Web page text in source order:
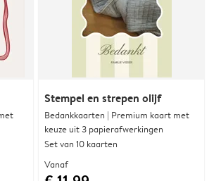
Stempel en strepen olijf
Bedankkaarten | Premium kaart met
keuze uit 3 papierafwerkingen
Set van 10 kaarten
Vanaf